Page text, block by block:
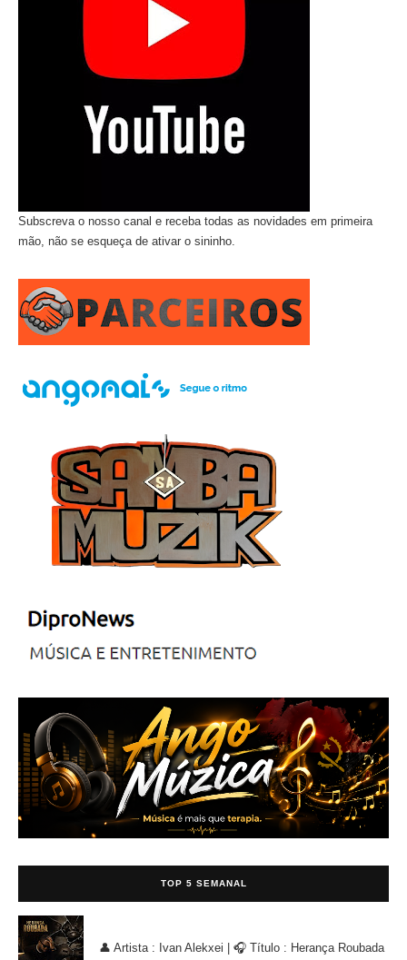
Subscreva o nosso canal e receba todas as novidades em primeira
mão, não se esqueça de ativar o sininho.
TOP 5 SEMANAL
👤 Artista : Ivan Alekxei | 🎧 Título : Herança Roubada